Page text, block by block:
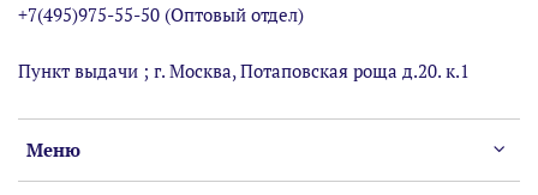
Меню
+7(495)975-55-50 (Оптовый отдел)
Пункт выдачи ; г. Москва, Потаповская роща д.20. к.1